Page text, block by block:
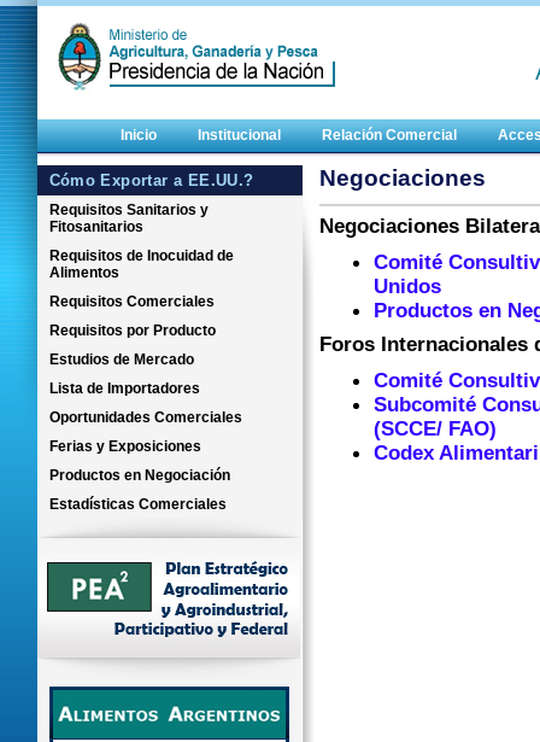
Inicio Institucional Relación Comercial
Cómo Exportar a EE.UU.?
Requisitos Sanitarios y
Fitosanitarios
Requisitos de Inocuidad de
Alimentos
Requisitos Comerciales
Requisitos por Producto
Estudios de Mercado
Lista de Importadores
Oportunidades Comerciales
Ferias y Exposiciones
Productos en Negociación
Estadísticas Comerciales
Negociaciones
Negociaciones
Comité
Unidos
Productos en
Foros Internacionales
Comité
Subcomité
(SCCE/ FAO)
Codex